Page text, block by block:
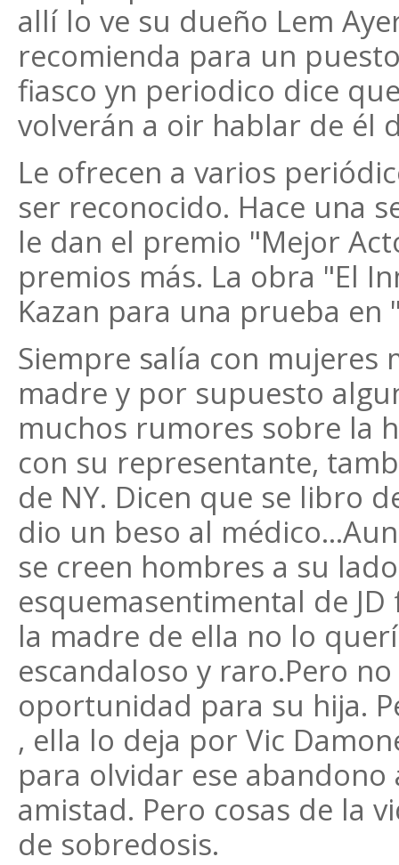
allí lo ve su dueño Lem
recomienda para un
fiasco yn periodico dice
volverán a oir hablar de él
Le ofrecen a varios
ser reconocido. Hace una
le dan el premio "Mejor
premios más. La obra "El
Kazan para una prueba en
Siempre salía con mujeres
madre y por supuesto
muchos rumores sobre la
con su representante,
de NY. Dicen que se libro
dio un beso al
se creen hombres a su
esquemasentimental de
la madre de ella no lo
escandaloso y raro.Pero
oportunidad para su hija.
, ella lo deja por Vic
para olvidar ese
amistad. Pero cosas de la
de sobredosis.